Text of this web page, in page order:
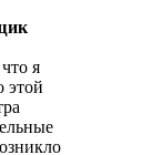
я
этой